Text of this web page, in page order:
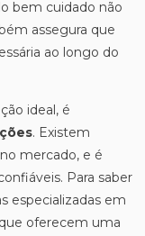
bem cuidado não
assegura que
ao longo do
ideal, é
. Existem
mercado, e é
Para saber
especializadas em
oferecem uma